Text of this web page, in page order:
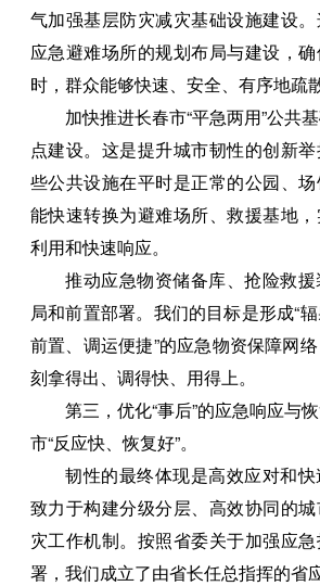
气加强基层防灾减灾基础设施建设
应急避难场所的规划布局与建设，
时，群众能够快速、安全、有序地疏
加快推进长春市“平急两用”公共
点建设。这是提升城市韧性的创新
些公共设施在平时是正常的公园、
能快速转换为避难场所、救援基地
利用和快速响应。
推动应急物资储备库、抢险救
局和前置部署。我们的目标是形成“
前置、调运便捷”的应急物资保障网
刻拿得出、调得快、用得上。
第三，优化“事后”的应急响应与
市“反应快、恢复好”。
韧性的最终体现是高效应对和
致力于构建分级分层、高效协同的
灾工作机制。按照省委关于加强应
署，我们成立了由省长任总指挥的省